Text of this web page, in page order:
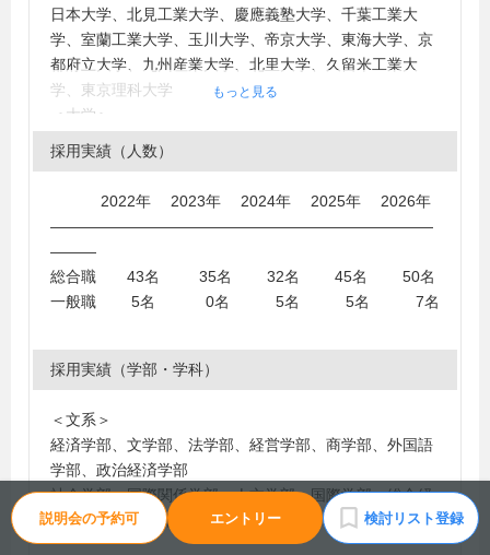
説明会の予約可 エントリー 検討リスト登録
日本大学、北見工業大学、慶應義塾大学、千葉工業大
学、室蘭工業大学、玉川大学、帝京大学、東海大学、京
都府立大学、九州産業大学、北里大学、久留米工業大
学、東京理科大学
＜大学＞
日本大学、東海大学、神奈川大学、中央大学、国士舘大
学、帝京大学、東京経済大学、東洋大学、専修大学、九
阪商業大学、明治大学、工学院大学、東京理科大学、獨
協大学、明星大学、共立女子大学、國學院大學、駒澤大
城大学、大阪学院大学、聖学院大学、高崎経済大学、東
洋英和女学院大学、八戸工業大学、宇都宮大学、学習院
大学、北里大学、静岡大学、創価大学、千葉経済大学、
鶴見大学、武蔵野大学、早稲田大学、亜細亜大学、神奈
川工科大学、関西外国語大学、神田外語大学、近畿大
学、久留米工業大学、慶應義塾大学、城西大学、大正大
学、東京工科大学、東京工芸大学、東京国際大学、東京
都市大学、東京農業大学、福井工業大学、愛知学院大
もっと見る
採用実績（人数）
2022年 2023年 2024年 2025年 2026年
―――――――――――――――――――――――――
―――
総合職 43名 35名 32名 45名 50名
一般職 5名 0名 5名 5名 7名
採用実績（学部・学科）
＜文系＞
経済学部、文学部、法学部、経営学部、商学部、外国語
学部、政治経済学部
社会学部、国際関係学部、人文学部、国際学部、総合経
営学部、体育学部